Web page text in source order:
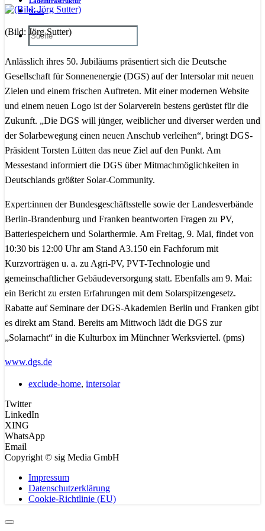
News
(Bild: Jörg Sutter)
Anlässlich ihres 50. Jubiläums präsentiert sich die Deutsche
Gesellschaft für Sonnenenergie (DGS) auf der Intersolar mit neuen
Zielen und einem frischen Auftreten. Mit einer modernen Website
und einem neuen Logo ist der Solarverein bestens gerüstet für die
Zukunft. „Die DGS will jünger, weiblicher und diverser werden und
der Solarbewegung einen neuen Anschub verleihen“, bringt DGS-
Präsident Torsten Lütten das neue Ziel auf den Punkt. Am
Messestand informiert die DGS über Mitmachmöglichkeiten in
Deutschlands größter Solar-Community.
Expert:innen der Bundesgeschäftsstelle sowie der Landesverbände
Berlin-Brandenburg und Franken beantworten Fragen zu PV,
Batteriespeichern und Solarthermie. Am Freitag, 9. Mai, findet von
10:30 bis 12:00 Uhr am Stand A3.150 ein Fachforum mit
Kurzvorträgen u. a. zu Agri-PV, PVT-Technologie und
gemeinschaftlicher Gebäudeversorgung statt. Ebenfalls am 9. Mai:
ein Bericht zu ersten Erfahrungen mit dem Solarspitzengesetz.
Rabatte auf Seminare der DGS-Akademien Berlin und Franken gibt
es direkt am Stand. Bereits am Mittwoch lädt die DGS zur
„Solarnacht“ in die Kulturbox im Münchner Werksviertel. (pms)
www.dgs.de
exclude-home, intersolar
Twitter
LinkedIn
XING
WhatsApp
Email
Copyright © sig Media GmbH
Impressum
Datenschutzerklärung
Cookie-Richtlinie (EU)